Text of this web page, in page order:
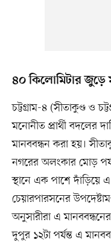
৪০ কিলোমিটার জুড়ে
চট্টগ্রাম-৪ (সীতাকুণ্ড ও
মনোনীত প্রার্থী বদলের
মানববন্ধন করা হয়।
নগরের অলংকার মোড়
স্থানে এক পাশে দাঁড়িয়ে
চেয়ারপারসনের
অনুসারীরা এ
দুপুর ১২টা পর্যন্ত এ